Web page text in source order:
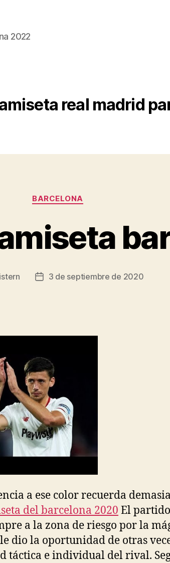
2022
real madrid
Categorías
BARCELONA
istern
Fecha3 de septiembre de 2020
a ese color recuerda
del barcelona 2020 El
a la zona de riesgo por la
dio la oportunidad de otras
táctica e individual del rival.